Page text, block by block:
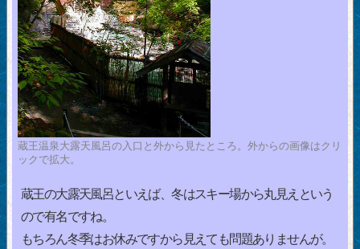
蔵王温泉大露天風呂の入口と外から見たところ。外からの画像はクリ
ックで拡大。
蔵王の大露天風呂といえば、冬はスキー場から丸見えという
ので有名ですね。
もちろん冬季はお休みですから見えても問題ありませんが。